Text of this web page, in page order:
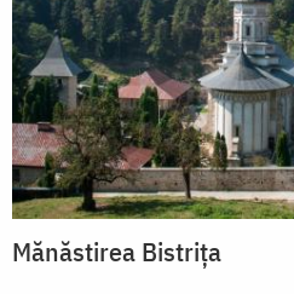
Mănăstirea Bistrița